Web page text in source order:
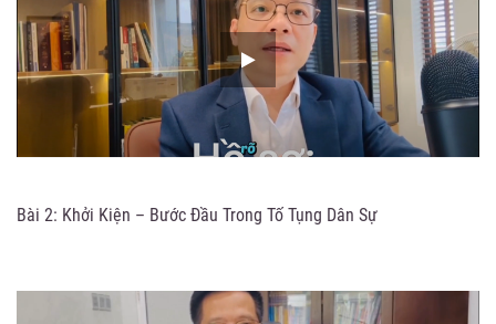
Bài 2: Khởi Kiện – Bước Đầu Trong Tố Tụng Dân Sự